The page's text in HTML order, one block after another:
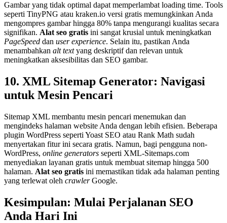
Gambar yang tidak optimal dapat memperlambat loading time. Tools
seperti TinyPNG atau kraken.io versi gratis memungkinkan Anda
mengompres gambar hingga 80% tanpa mengurangi kualitas secara
signifikan. Alat seo gratis ini sangat krusial untuk meningkatkan
PageSpeed dan user experience. Selain itu, pastikan Anda
menambahkan alt textyang deskriptif dan relevan untuk
meningkatkan aksesibilitas dan SEO gambar.
10. XML Sitemap Generator: Navigasi
untuk Mesin Pencari
Sitemap XML membantu mesin pencari menemukan dan
mengindeks halaman website Anda dengan lebih efisien. Beberapa
plugin WordPress seperti Yoast SEO atau Rank Math sudah
menyertakan fitur ini secara gratis. Namun, bagi pengguna non-
WordPress, online generators seperti XML-Sitemaps.com
menyediakan layanan gratis untuk membuat sitemap hingga 500
halaman. Alat seo gratis ini memastikan tidak ada halaman penting
yang terlewat oleh crawlerGoogle.
Kesimpulan: Mulai Perjalanan SEO
Anda Hari Ini